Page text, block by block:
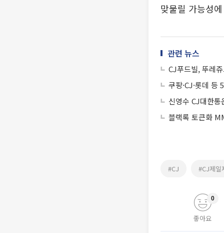
맞물릴 가능성
관련 뉴스
CJ푸드빌, 뚜레
쿠팡·CJ·롯데 등
신영수 CJ대한
블랙록 토큰화
#CJ #CJ제일
좋아요
0